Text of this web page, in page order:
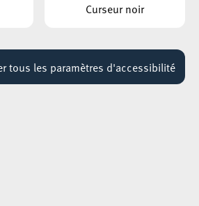
Curseur noir
tous les paramètres d'accessibilité